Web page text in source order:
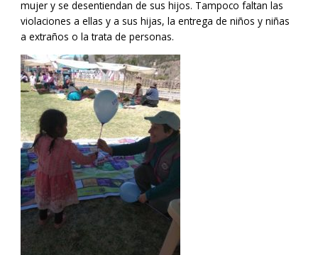
mujer y se desentiendan de sus hijos. Tampoco faltan las
violaciones a ellas y a sus hijas, la entrega de niños y niñas
a extraños o la trata de personas.